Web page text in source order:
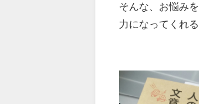
そんな、お悩みを
力になってくれ